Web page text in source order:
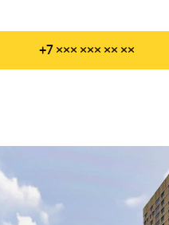
+7 ××× ××× ×× ××